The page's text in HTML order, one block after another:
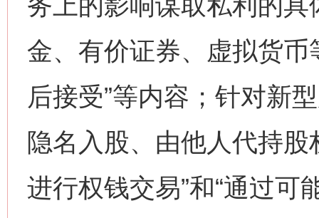
金、有价证券、虚拟货币
后接受”等内容；针对新
隐名入股、由他人代持
进行权钱交易”和“通过可